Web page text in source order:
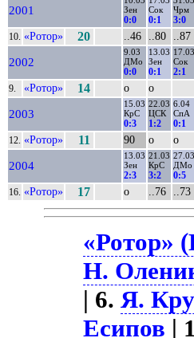
2001
Зен
0:0
Сок
0:1
Чрм
3:0
10. «Ротор» 20 ..46 ..80 ..87
2002
9.03
ДМо
0:0
13.03
Зен
0:1
17.03
Сок
2:1
9. «Ротор» 14 о о
2003
15.03
КрС
0:3
22.03
ЦСК
1:2
6.04
СпА
0:1
12. «Ротор» 11 90 о о
2004
13.03
Зен
2:3
21.03
КрС
3:2
27.03
ДМо
0:5
16. «Ротор» 17 о ..76 ..73
«Ротор»
Н.
| 6.Я.
Есипов |